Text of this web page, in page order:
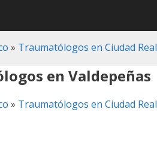
» Traumatólogos en Ciudad Real
en Valdepeñas
» Traumatólogos en Ciudad Real